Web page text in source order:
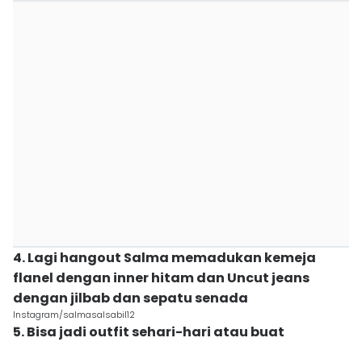
4. Lagi hangout Salma memadukan kemeja
flanel dengan inner hitam dan Uncut jeans
dengan jilbab dan sepatu senada
Instagram/salmasalsabil12
5. Bisa jadi outfit sehari-hari atau buat